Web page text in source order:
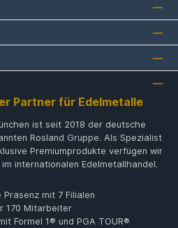
Partner für Edelmetalle
ist seit 2018 der deutsche
Rosland Gruppe. Als Spezialist
Premiumprodukte verfügen wir
internationalen Edelmetallhandel.
mit 7 Filialen
170 Mitarbeiter
Formel 1® und PGA TOUR®